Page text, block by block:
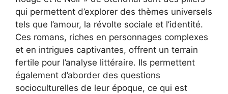
qui permettent d’explorer des thèmes universels
tels que l’amour, la révolte sociale et l’identité.
Ces romans, riches en personnages complexes
et en intrigues captivantes, offrent un terrain
fertile pour l’analyse littéraire. Ils permettent
également d’aborder des questions
socioculturelles de leur époque, ce qui est